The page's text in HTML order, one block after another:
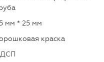
мм * 25 мм
краска